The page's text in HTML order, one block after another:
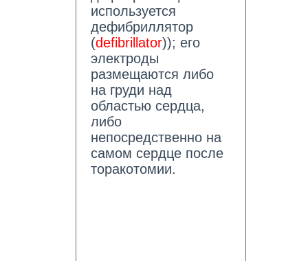
используется
дефибриллятор
(defibrillator)); его
электроды
размещаются либо
на груди над
областью сердца,
либо
непосредственно на
самом сердце после
торакотомии.